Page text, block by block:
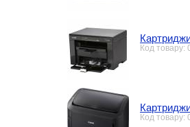
Код товару:
Код товару: